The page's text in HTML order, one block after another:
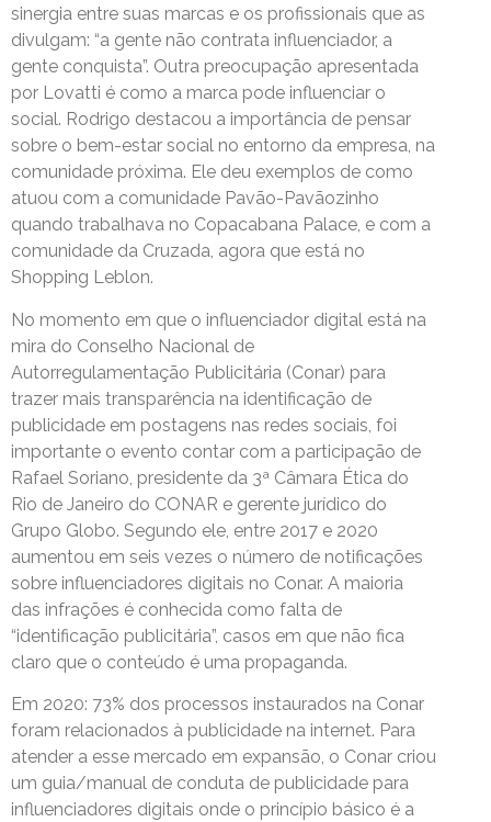
sinergia entre suas marcas e os profissionais que as
divulgam: “a gente não contrata influenciador, a
gente conquista”. Outra preocupação apresentada
por Lovatti é como a marca pode influenciar o
social. Rodrigo destacou a importância de pensar
sobre o bem-estar social no entorno da empresa, na
comunidade próxima. Ele deu exemplos de como
atuou com a comunidade Pavão-Pavãozinho
quando trabalhava no Copacabana Palace, e com a
comunidade da Cruzada, agora que está no
Shopping Leblon.
No momento em que o influenciador digital está na
mira do Conselho Nacional de
Autorregulamentação Publicitária (Conar) para
trazer mais transparência na identificação de
publicidade em postagens nas redes sociais, foi
importante o evento contar com a participação de
Rafael Soriano, presidente da 3ª Câmara Ética do
Rio de Janeiro do CONAR e gerente jurídico do
Grupo Globo. Segundo ele, entre 2017 e 2020
aumentou em seis vezes o número de notificações
sobre influenciadores digitais no Conar. A maioria
das infrações é conhecida como falta de
“identificação publicitária”, casos em que não fica
claro que o conteúdo é uma propaganda.
Em 2020: 73% dos processos instaurados na Conar
foram relacionados à publicidade na internet. Para
atender a esse mercado em expansão, o Conar criou
um guia/manual de conduta de publicidade para
influenciadores digitais onde o princípio básico é a